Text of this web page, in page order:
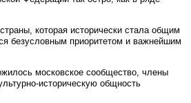
которая исторически стала общим
безусловным приоритетом и важнейшим
московское сообщество, члены
историческую общность